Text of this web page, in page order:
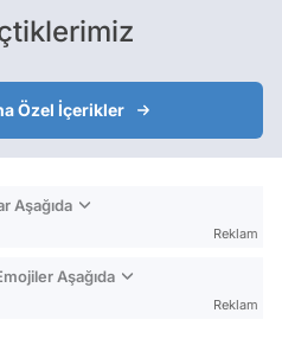
Özel İçerikler
Aşağıda
Reklam
Aşağıda
Reklam